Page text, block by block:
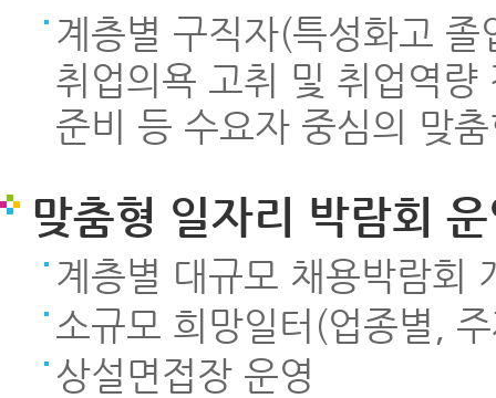
계층별 구직자(특성화고
취업의욕 고취 및 취업역
준비 등 수요자 중심의 맞
맞춤형 일자리 박람회
계층별 대규모 채용박람회
소규모 희망일터(업종별,
상설면접장 운영